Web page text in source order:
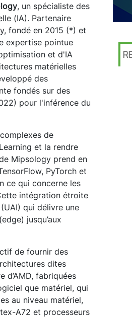
, un spécialiste des
(IA). Partenaire
fondé en 2015 (*) et
expertise pointue
et d'IA
matérielles
des
fondés sur des
pour l'inférence du
de
et la rendre
Mipsology prend en
PyTorch et
ce qui concerne les
intégration étroite
qui délivre une
jusqu’aux
de fournir des
dites
d’AMD, fabriquées
que matériel, qui
au niveau matériel,
A72 et processeurs